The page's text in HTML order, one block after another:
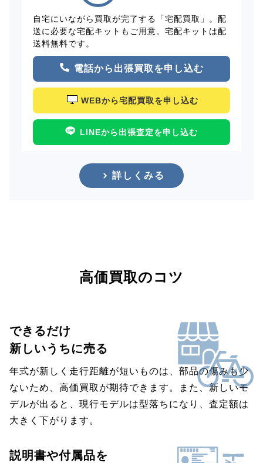
自宅にいながら買取が完了する「宅配買取」。配
送に必要な宅配キットもご用意。宅配キットは配
送料無料です。
電話から出張買取を申し込む
WEBから宅配買取を申し込む
LINEから出張査定を申し込む
詳しくみる
高価買取のコツ
できるだけ
新しいうちに売る
年式が新しく走行距離が短いものは、部品の傷みも少
ないため、高価買取が期待できます。また、新しいモ
デルが出ると、現行モデルは型落ちになり、査定額は
大きく下がります。
説明書や付属品を